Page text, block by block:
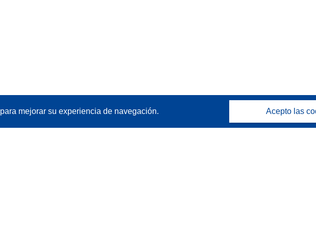
para mejorar su experiencia de navegación. Acepto las